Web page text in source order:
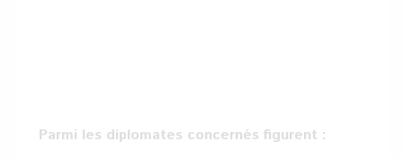
Parmi les diplomates concernés figurent :